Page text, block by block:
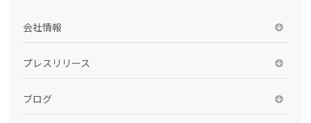
会社情報
プレスリリース
ブログ